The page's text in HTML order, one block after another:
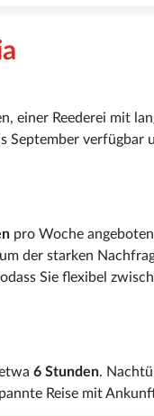
einer Reederei mit
September verfügbar
pro Woche
der starken
Sie flexibel
6 Stunden.
Reise mit